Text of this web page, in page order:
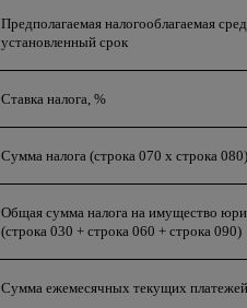
Предполагаемая налогооблагаемая
установленный срок
Ставка налога, %
Сумма налога (строка 070 х строка 080)
Общая сумма налога на имущество
(строка 030 + строка 060 + строка 090)
Сумма ежемесячных текущих